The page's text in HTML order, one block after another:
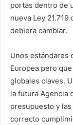
portas dentro de
nueva Ley
debiera cambiar.
Unos estándares
Europea pero
globales claves.
la futura Agencia
presupuesto y
correcto